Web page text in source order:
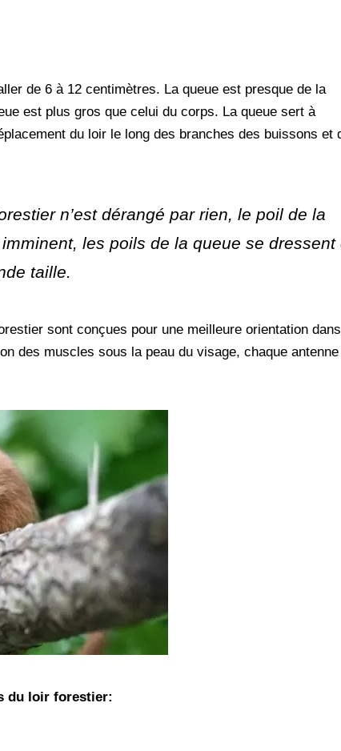
de 6 à 12 centimètres. La queue est presque de la
est plus gros que celui du corps. La queue sert à
du loir le long des branches des buissons et
n’est dérangé par rien, le poil de la
les poils de la queue se dressent
taille.
sont conçues pour une meilleure orientation
des muscles sous la peau du visage, chaque
du loir forestier: